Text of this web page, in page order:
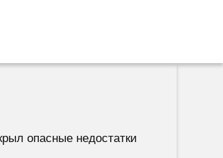
опасные недостатки